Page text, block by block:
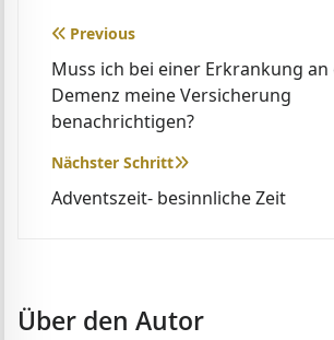
Beitragsnavigation
Previous
Muss ich bei einer Erkrankung an
Demenz meine Versicherung
benachrichtigen?
Nächster Schritt
Adventszeit- besinnliche Zeit
Über den Autor